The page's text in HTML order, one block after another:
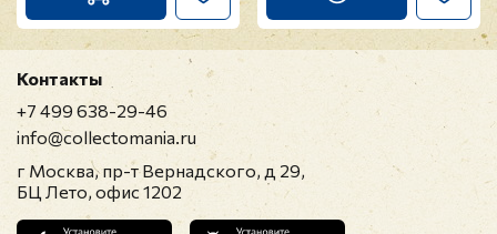
Контакты
+7 499 638-29-46
info@collectomania.ru
г Москва, пр-т Вернадского, д 29,
БЦ Лето, офис 1202